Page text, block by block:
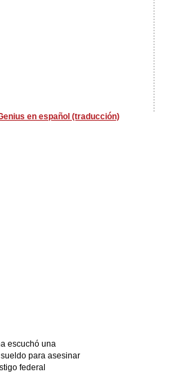
en español (traducción)
escuchó una
para asesinar
federal